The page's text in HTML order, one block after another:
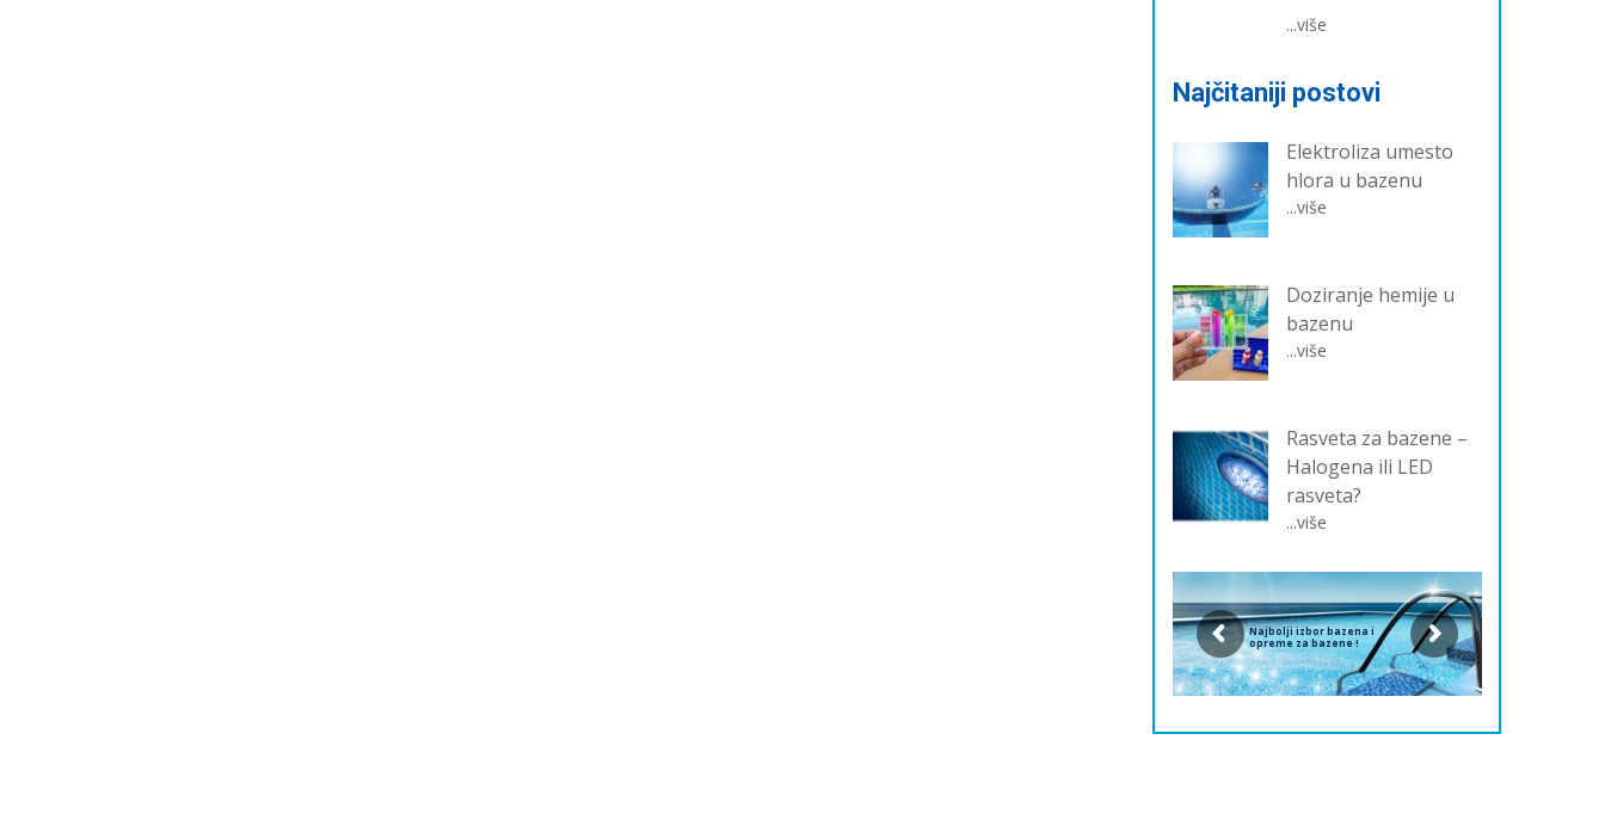
...više
Najčitaniji postovi
Elektroliza umesto
hlora u bazenu
...više
Doziranje hemije u
bazenu
...više
Rasveta za bazene –
Halogena ili LED
rasveta?
...više
Najbolji izbor bazena i
opreme za bazene !